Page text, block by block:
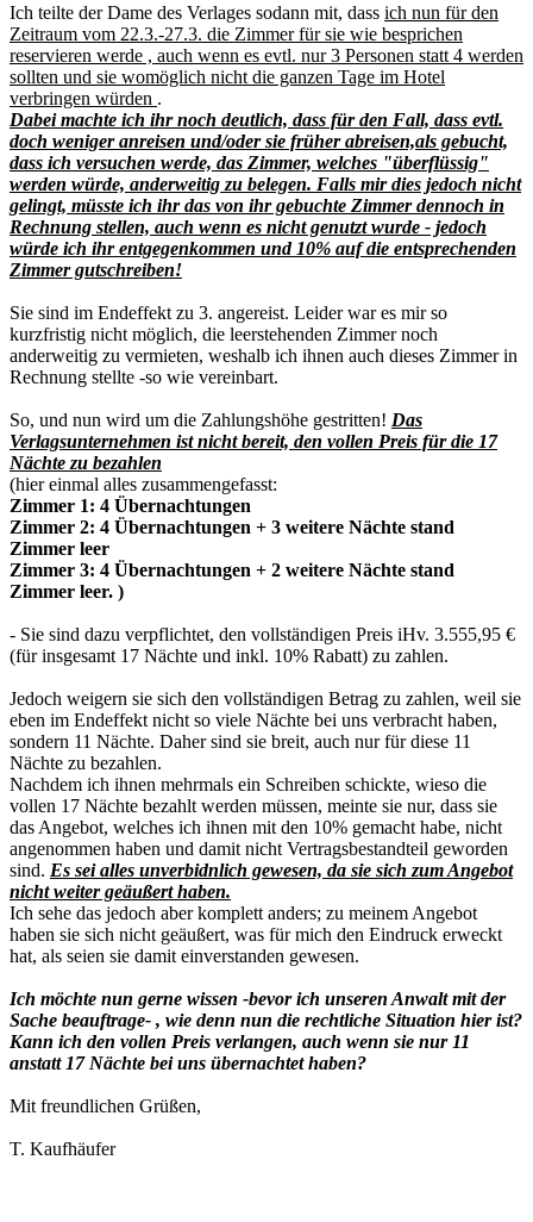
Ich teilte der Dame des Verlages sodann mit, dass ich nun für den
Zeitraum vom 22.3.-27.3. die Zimmer für sie wie besprichen
reservieren werde , auch wenn es evtl. nur 3 Personen statt 4 werden
sollten und sie womöglich nicht die ganzen Tage im Hotel
verbringen würden .
Dabei machte ich ihr noch deutlich, dass für den Fall, dass evtl.
doch weniger anreisen und/oder sie früher abreisen,als gebucht,
dass ich versuchen werde, das Zimmer, welches "überflüssig"
werden würde, anderweitig zu belegen. Falls mir dies jedoch nicht
gelingt, müsste ich ihr das von ihr gebuchte Zimmer dennoch in
Rechnung stellen, auch wenn es nicht genutzt wurde - jedoch
würde ich ihr entgegenkommen und 10% auf die entsprechenden
Zimmer gutschreiben!
Sie sind im Endeffekt zu 3. angereist. Leider war es mir so
kurzfristig nicht möglich, die leerstehenden Zimmer noch
anderweitig zu vermieten, weshalb ich ihnen auch dieses Zimmer in
Rechnung stellte -so wie vereinbart.
So, und nun wird um die Zahlungshöhe gestritten! Das
Verlagsunternehmen ist nicht bereit, den vollen Preis für die 17
Nächte zu bezahlen
(hier einmal alles zusammengefasst:
Zimmer 1: 4 Übernachtungen
Zimmer 2: 4 Übernachtungen + 3 weitere Nächte stand
Zimmer leer
Zimmer 3: 4 Übernachtungen + 2 weitere Nächte stand
Zimmer leer. )
- Sie sind dazu verpflichtet, den vollständigen Preis iHv. 3.555,95 €
(für insgesamt 17 Nächte und inkl. 10% Rabatt) zu zahlen.
Jedoch weigern sie sich den vollständigen Betrag zu zahlen, weil sie
eben im Endeffekt nicht so viele Nächte bei uns verbracht haben,
sondern 11 Nächte. Daher sind sie breit, auch nur für diese 11
Nächte zu bezahlen.
Nachdem ich ihnen mehrmals ein Schreiben schickte, wieso die
vollen 17 Nächte bezahlt werden müssen, meinte sie nur, dass sie
das Angebot, welches ich ihnen mit den 10% gemacht habe, nicht
angenommen haben und damit nicht Vertragsbestandteil geworden
sind. Es sei alles unverbidnlich gewesen, da sie sich zum Angebot
nicht weiter geäußert haben.
Ich sehe das jedoch aber komplett anders; zu meinem Angebot
haben sie sich nicht geäußert, was für mich den Eindruck erweckt
hat, als seien sie damit einverstanden gewesen.
Ich möchte nun gerne wissen -bevor ich unseren Anwalt mit der
Sache beauftrage- , wie denn nun die rechtliche Situation hier ist?
Kann ich den vollen Preis verlangen, auch wenn sie nur 11
anstatt 17 Nächte bei uns übernachtet haben?
Mit freundlichen Grüßen,
T. Kaufhäufer